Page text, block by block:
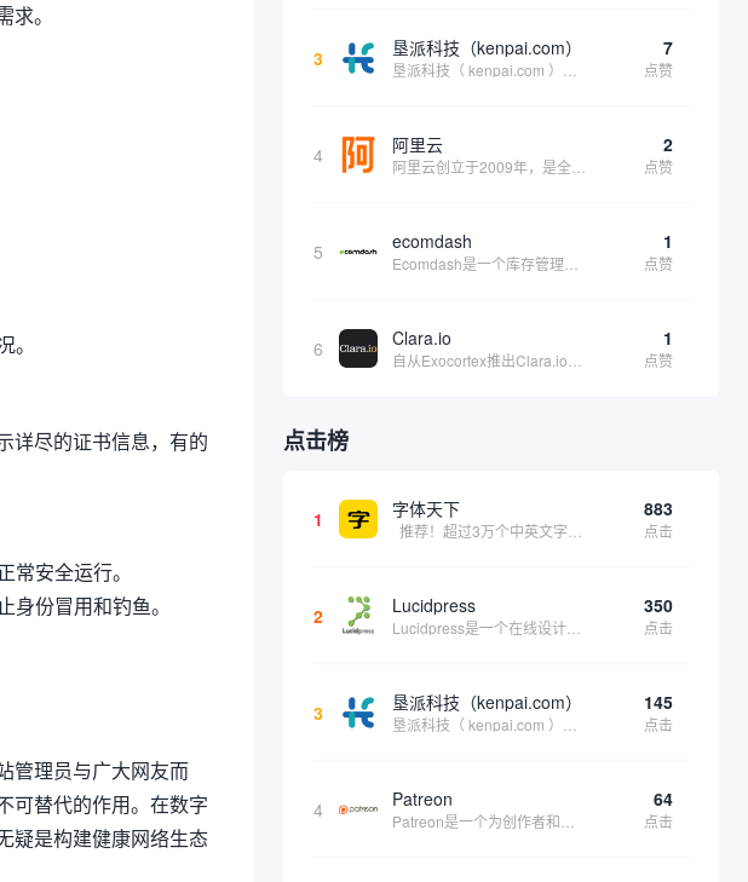
。
详尽的证书信息，有的
安全运行。
份冒用和钓鱼。
管理员与广大网友而
可替代的作用。在数字
疑是构建健康网络生态
3 垦派科技（kenpai.com） 7
点赞
4 阿里云 2
点赞
5 ecomdash 1
点赞
6 Clara.io 1
点赞
点击榜
1 字体天下 883
点击
2 Lucidpress 350
点击
3 垦派科技（kenpai.com） 145
点击
4 Patreon 64
点击